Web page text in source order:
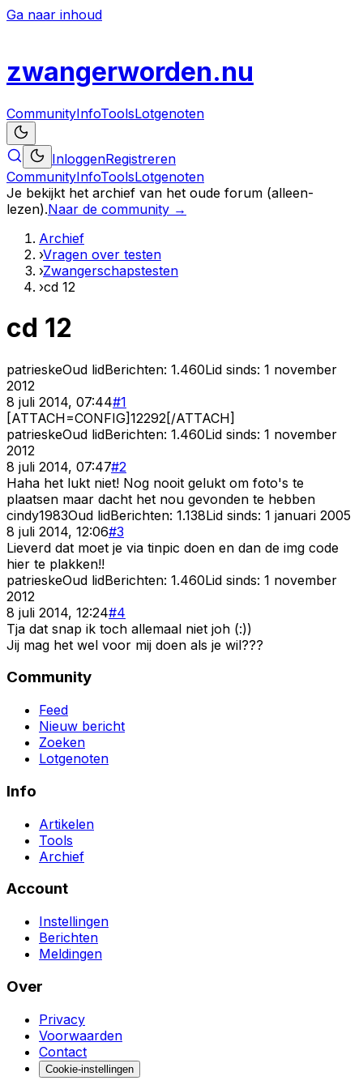
Ga naar inhoud
zwangerworden.nu
CommunityInfoToolsLotgenoten
InloggenRegistreren
CommunityInfoToolsLotgenoten
Je bekijkt het archief van het oude forum (alleen-
lezen).Naar de community →
Archief
›Vragen over testen
›Zwangerschapstesten
›cd 12
cd 12
patrieskeOud lidBerichten: 1.460Lid sinds: 1 november
2012
8 juli 2014, 07:44#1
[ATTACH=CONFIG]12292[/ATTACH]
patrieskeOud lidBerichten: 1.460Lid sinds: 1 november
2012
8 juli 2014, 07:47#2
Haha het lukt niet! Nog nooit gelukt om foto's te
plaatsen maar dacht het nou gevonden te hebben
cindy1983Oud lidBerichten: 1.138Lid sinds: 1 januari 2005
8 juli 2014, 12:06#3
Lieverd dat moet je via tinpic doen en dan de img code
hier te plakken!!
patrieskeOud lidBerichten: 1.460Lid sinds: 1 november
2012
8 juli 2014, 12:24#4
Tja dat snap ik toch allemaal niet joh (:))
Jij mag het wel voor mij doen als je wil???
Community
Feed
Nieuw bericht
Zoeken
Lotgenoten
Info
Artikelen
Tools
Archief
Account
Instellingen
Berichten
Meldingen
Over
Privacy
Voorwaarden
Contact
Cookie-instellingen